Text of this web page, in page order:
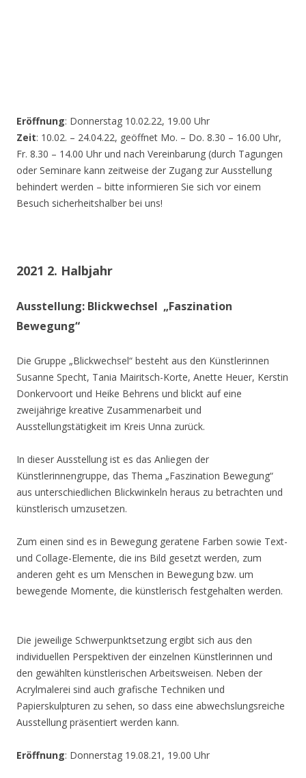
Eröffnung: Donnerstag 10.02.22, 19.00 Uhr
Zeit: 10.02. – 24.04.22, geöffnet Mo. – Do. 8.30 – 16.00 Uhr,
Fr. 8.30 – 14.00 Uhr und nach Vereinbarung (durch Tagungen
oder Seminare kann zeitweise der Zugang zur Ausstellung
behindert werden – bitte informieren Sie sich vor einem
Besuch sicherheitshalber bei uns!
2021 2. Halbjahr
Ausstellung: Blickwechsel „Faszination
Bewegung“
Die Gruppe „Blickwechsel“ besteht aus den Künstlerinnen
Susanne Specht, Tania Mairitsch-Korte, Anette Heuer, Kerstin
Donkervoort und Heike Behrens und blickt auf eine
zweijährige kreative Zusammenarbeit und
Ausstellungstätigkeit im Kreis Unna zurück.
In dieser Ausstellung ist es das Anliegen der
Künstlerinnengruppe, das Thema „Faszination Bewegung“
aus unterschiedlichen Blickwinkeln heraus zu betrachten und
künstlerisch umzusetzen.
Zum einen sind es in Bewegung geratene Farben sowie Text-
und Collage-Elemente, die ins Bild gesetzt werden, zum
anderen geht es um Menschen in Bewegung bzw. um
bewegende Momente, die künstlerisch festgehalten werden.
Die jeweilige Schwerpunktsetzung ergibt sich aus den
individuellen Perspektiven der einzelnen Künstlerinnen und
den gewählten künstlerischen Arbeitsweisen. Neben der
Acrylmalerei sind auch grafische Techniken und
Papierskulpturen zu sehen, so dass eine abwechslungsreiche
Ausstellung präsentiert werden kann.
Eröffnung: Donnerstag 19.08.21, 19.00 Uhr